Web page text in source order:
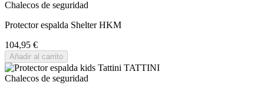
Chalecos de seguridad
Protector espalda Shelter HKM
104,95 €
Añadir al carrito
Chalecos de seguridad